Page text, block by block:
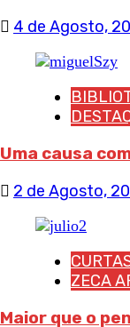
4 de Agosto,
Uma causa
2 de Agosto,
ZECA
Maior que o